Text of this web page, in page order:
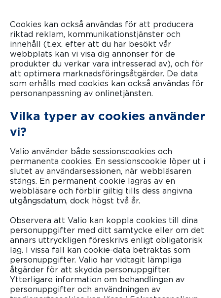
Cookies kan också användas för att producera
riktad reklam, kommunikationstjänster och
innehåll (t.ex. efter att du har besökt vår
webbplats kan vi visa dig annonser för de
produkter du verkar vara intresserad av), och för
att optimera marknadsföringsåtgärder. De data
som erhålls med cookies kan också användas för
personanpassning av onlinetjänsten.
Vilka typer av cookies använder
vi?
Valio använder både sessionscookies och
permanenta cookies. En sessionscookie löper ut i
slutet av användarsessionen, när webbläsaren
stängs. En permanent cookie lagras av en
webbläsare och förblir giltig tills dess angivna
utgångsdatum, dock högst två år.
Observera att Valio kan koppla cookies till dina
personuppgifter med ditt samtycke eller om det
annars uttryckligen föreskrivs enligt obligatorisk
lag. I vissa fall kan cookie-data betraktas som
personuppgifter. Valio har vidtagit lämpliga
åtgärder för att skydda personuppgifter.
Ytterligare information om behandlingen av
personuppgifter och användningen av